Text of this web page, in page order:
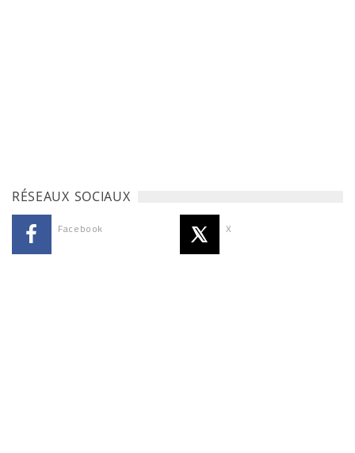
RÉSEAUX SOCIAUX
Facebook X